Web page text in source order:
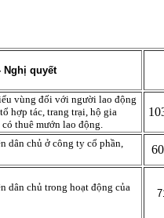
Nghị quyết
vùng đối với người lao động
hợp tác, trang trại, hộ gia
thuê mướn lao động.
dân chủ ở công ty cổ phần,
dân chủ trong hoạt động của